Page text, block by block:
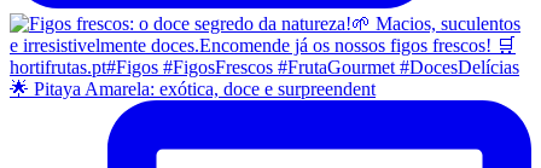
🌟 Pitaya Amarela: exótica, doce e surpreendent